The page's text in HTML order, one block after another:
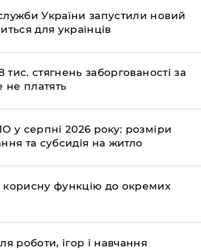
України запустили новий
для українців
стягнень заборгованості за
не платять
у серпні 2026 року: розміри
та субсидія на житло
функцію до окремих
роботи, ігор і навчання